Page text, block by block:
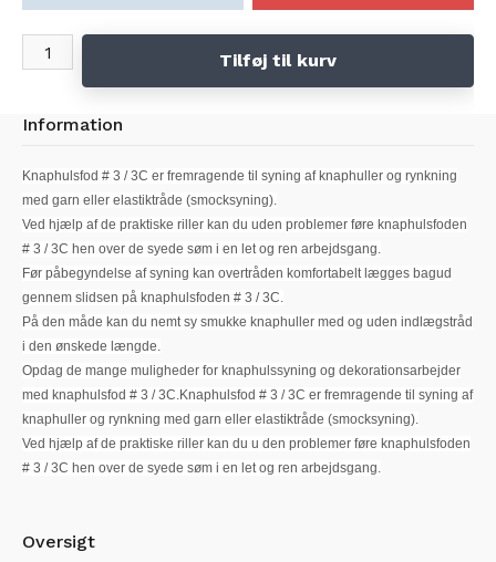
Tilføj til kurv
Information
Knaphulsfod # 3 / 3C er fremragende til syning af knaphuller og rynkning
med garn eller elastiktråde (smocksyning).
Ved hjælp af de praktiske riller kan du uden problemer føre knaphulsfoden
# 3 / 3C hen over de syede søm i en let og ren arbejdsgang.
Før påbegyndelse af syning kan overtråden komfortabelt lægges bagud
gennem slidsen på knaphulsfoden # 3 / 3C.
På den måde kan du nemt sy smukke knaphuller med og uden indlægstråd
i den ønskede længde.
Opdag de mange muligheder for knaphulssyning og dekorationsarbejder
med knaphulsfod # 3 / 3C.Knaphulsfod # 3 / 3C er fremragende til syning af
knaphuller og rynkning med garn eller elastiktråde (smocksyning).
Ved hjælp af de praktiske riller kan du u den problemer føre knaphulsfoden
# 3 / 3C hen over de syede søm i en let og ren arbejdsgang.
Oversigt